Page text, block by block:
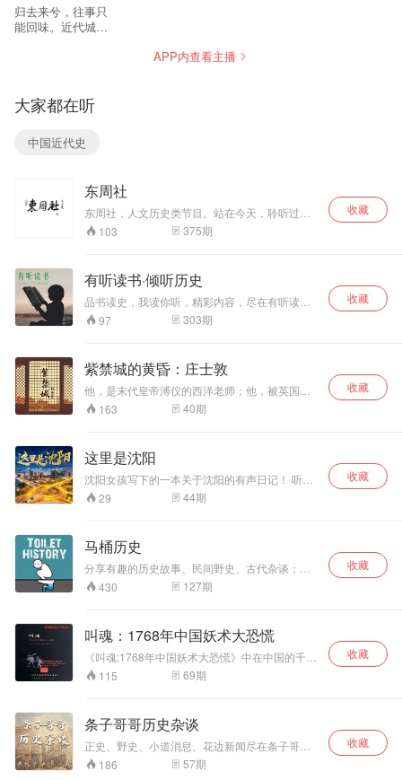
归去来兮，往事只
能回味。近代城市
北洋八卦志，重构
80年代记忆拼图。
每周一、三更新，
想和主播交流，加
关注我们的V X公
号：倾听天津
（qingtingTJZ）。
更多的天津，用听
APP内查看主播
大家都在听
中国近代史
东周社
东周社，人文历史类节目。站在今天，聆听过
往。 金话筒主持人「周东」主持。
103 375期
收藏
有听读书·倾听历史
品书读史，我读你听，精彩内容，尽在有听读
书。拆书共读，快一点读书慢下来思考，每周挑
选最经典、最热门书籍，拆书精读，有速度又有
本好书！
97 303期
收藏
紫禁城的黄昏：庄士敦
他，是末代皇帝溥仪的西洋老师；他，被英国宗
教界抨击为“英国的叛徒”。 他，描绘了紫禁城内
令人憧憬的生活图景；他，记录了外国人眼中近
是“帝师”庄士敦的怀旧集，以他与溥仪的主要交往
经历为线索，记述了从晚清到民国期间，中国发
生的如戊戌风云、辛亥革命、张勋复辟等事件，
以及他的看法，客观地反映了中国从帝制到共和
的艰难过渡。
163 40期
收藏
这里是沈阳
沈阳女孩写下的一本关于沈阳的有声日记！ 听
听，或许你也还可以找到初心！ 沈阳广播电视台
融媒体特别策划《这里是沈阳》， 有情、有景的
任杰老师 感谢您的关注、收听！
29 44期
收藏
马桶历史
分享有趣的历史故事、民间野史、古代杂谈；揭
正史之伪；纠野史之妄；正艳尸之劣；全外史之
漏；补历史之缺；收秘史之幽；现私史之缺；还
新浪微博：马桶历史 和微信订阅号sheng-gong-
chang 更多收听请关注新浪微博：马桶历史 和微
信订阅号sheng-gong-chang
430 127期
收藏
叫魂：1768年中国妖术大恐慌
《叫魂:1768年中国妖术大恐慌》中在中国的千年
帝制时代，清高宗弘历可谓是空前绝后的一人，
然而在乾隆盛世达到登峰造极的时候，整个大清
天昏地暗。在1768年从春天到秋天的那几个月
里，这股妖风冲击到了半个中国，百姓为之人心
惶惶，官员为之疲于奔命，皇帝为之寝食不宁。
在讲述叫魂故事的过程中，《叫魂:1768年中国妖
术大恐慌》重在讨论这背后的历史意蕴。叫魂故
115 69期
收藏
条子哥哥历史杂谈
正史、野史、小道消息、花边新闻尽在条子哥哥
杂谈当中，这里就是一个历史的大杂烩。
186 57期
收藏